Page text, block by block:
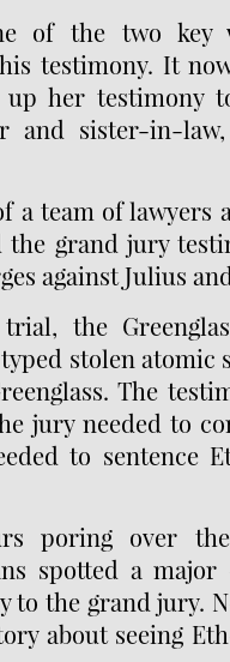
of the two key
testimony. It
her testimony
and sister-in-
a team of lawyers
the grand jury
against Julius
trial, the
stolen atomic
The
jury needed to
to sentence
poring over
spotted a
to the grand jury.
about seeing